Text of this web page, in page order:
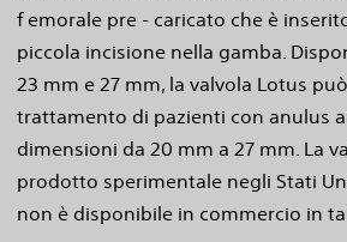
f emorale pre - caricato che è
piccola incisione nella gamba.
23 mm e 27 mm, la valvola Lotus
trattamento di pazienti con anulus
dimensioni da 20 mm a 27 mm. La
prodotto sperimentale negli Stati
non è disponibile in commercio in